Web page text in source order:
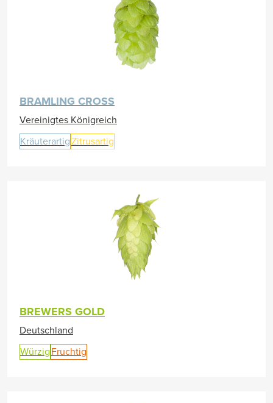
BRAMLING CROSS
Vereinigtes Königreich
KräuterartigZitrusartig
BREWERS GOLD
Deutschland
Würzig Fruchtig